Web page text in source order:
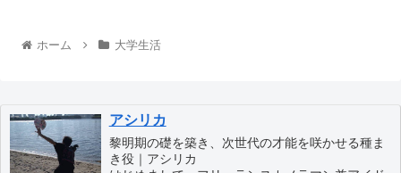
ホーム 大学生活
アシリカ
黎明期の礎を築き、次世代の才能を咲かせる種ま
き役｜アシリカ